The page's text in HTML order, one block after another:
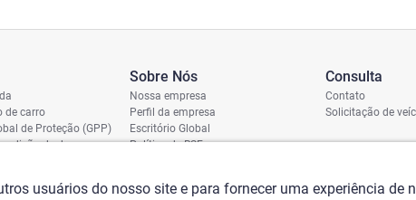
de carro
de Proteção (GPP)
de dano
Sobre Nós
Nossa empresa
Perfil da empresa
Escritório Global
Política de RSE
Consulta
Contato
Solicitação de
usuários do nosso site e para fornecer uma experiência de